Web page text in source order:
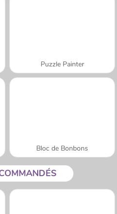
Puzzle Painter
Bloc de Bonbons